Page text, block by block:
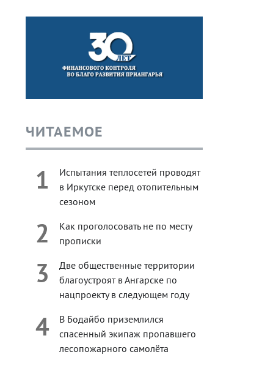
ЧИТАЕМОЕ
1
Испытания теплосетей проводят
в Иркутске перед отопительным
сезоном
2
Как проголосовать не по месту
прописки
3
Две общественные территории
благоустроят в Ангарске по
нацпроекту в следующем году
4
В Бодайбо приземлился
спасенный экипаж пропавшего
лесопожарного самолёта